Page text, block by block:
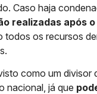
Caso haja
realizadas após
todos os recursos
como um divisor
nacional, já que